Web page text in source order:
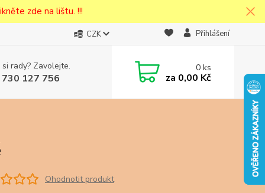
zde na lištu. !!!
CZK Přihlášení
rady? Zavolejte.
127 756
0ks
za 0,00 Kč
Ohodnotit produkt
v